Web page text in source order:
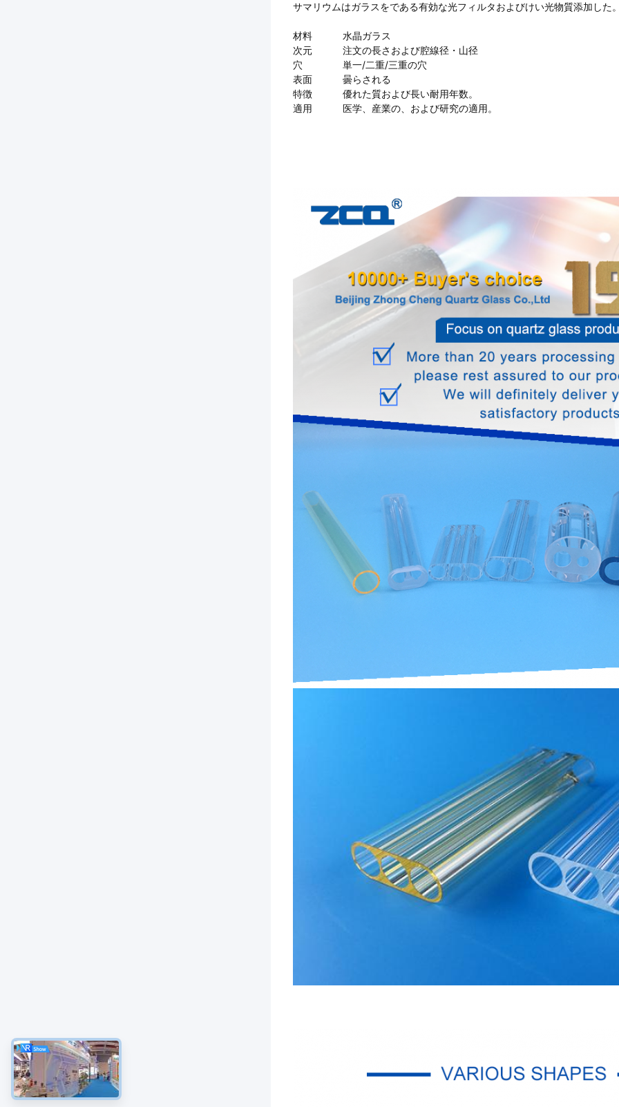
サマリウムはガラスをである有効な光フィルタおよびけい光物質添加し
材料
水晶ガラス
次元
注文の長さおよび腔線径・山径
穴
単一/二重/三重の穴
表面
曇らされる
特徴
優れた質および長い耐用年数。
適用
医学、産業の、および研究の適用。